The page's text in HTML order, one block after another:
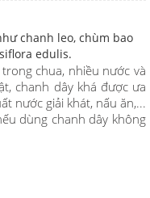
chanh leo, chùm bao
edulis.
chua, nhiều nước và
chanh dây khá được ưa
nước giải khát, nấu ăn,...
dùng chanh dây không